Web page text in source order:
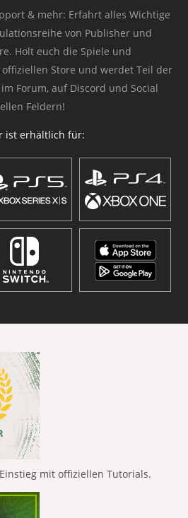
& mehr: Erfahrt alles Wichtige
von Publisher und
Holt euch die Spiele und
Store und werdet Teil der
Forum, auf Discord und Social
Feldern!
ist erhältlich für:
mit offiziellen Tutorials.